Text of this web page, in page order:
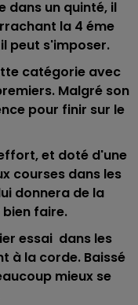
dans un quinté, il
la 4 éme
peut s'imposer.
catégorie avec
Malgré son
pour finir sur le
et doté d'une
courses dans les
donnera de la
faire.
essai dans les
à la corde. Baissé
mieux se